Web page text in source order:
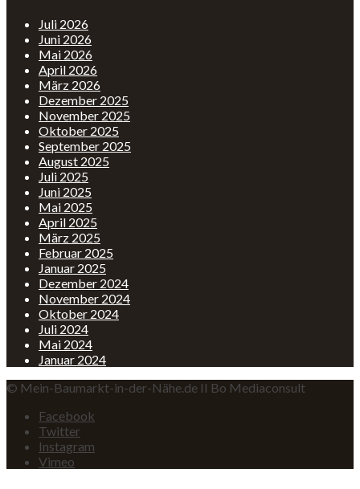
Juli 2026
Juni 2026
Mai 2026
April 2026
März 2026
Dezember 2025
November 2025
Oktober 2025
September 2025
August 2025
Juli 2025
Juni 2025
Mai 2025
April 2025
März 2025
Februar 2025
Januar 2025
Dezember 2024
November 2024
Oktober 2024
Juli 2024
Mai 2024
Januar 2024
© Mein-Baumarkt-in-der-Nähe.de II Bo Mediaconsult
Facebook
Twitter
Instagram
Vimeo